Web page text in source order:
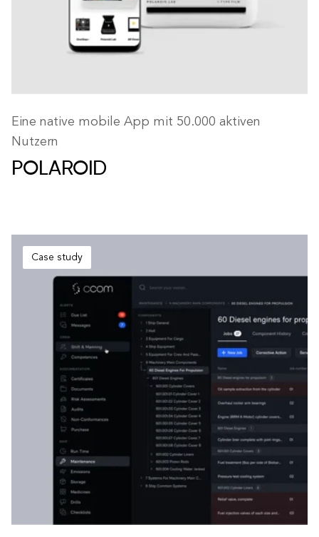
Eine native mobile App mit 50.000 aktiven
Nutzern
POLAROID
Case study